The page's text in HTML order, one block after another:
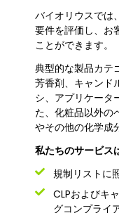
バイオリウスでは
要件を評価し、お
ことができます。
典型的な製品カテ
芳香剤、キャンド
シ、アプリケータ
た、化粧品以外の
やその他の化学成
私たちのサービス
規制リストに
CLPおよびキ
グコンプライ